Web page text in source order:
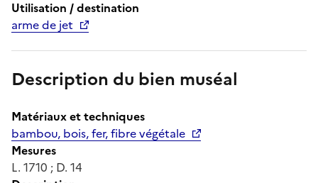
Utilisation / destination
arme de jet
Description du bien muséal
Matériaux et techniques
bambou, bois, fer, fibre végétale
Mesures
L. 1710 ; D. 14